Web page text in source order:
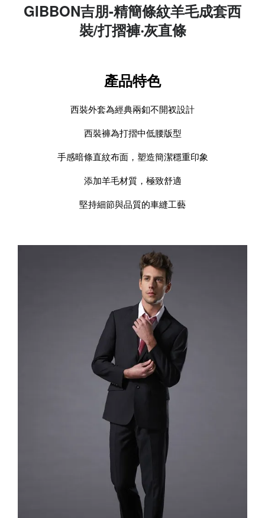
GIBBON吉朋-精簡條紋羊毛成套西
裝/打摺褲‧灰直條
產品特色
西裝外套為經典兩釦不開衩設計
西裝褲為打摺中低腰版型
手感暗條直紋布面，塑造簡潔穩重印象
添加羊毛材質，極致舒適
堅持細節與品質的車縫工藝